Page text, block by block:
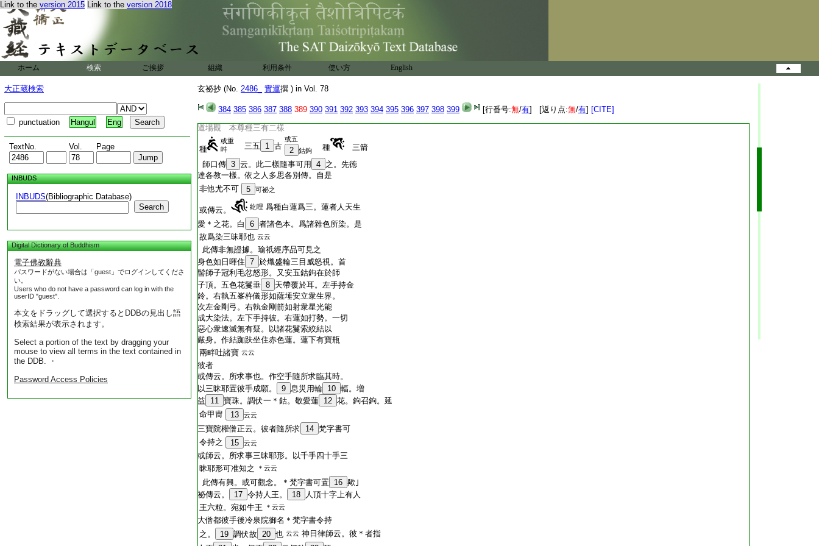
Link to the version 2015 Link to the version 2018
ホーム 検索 ご挨拶 組織 利用条件 使い方 English
大正蔵検索
punctuation Hangul Eng
TextNo. Vol. Page
INBUDS
INBUDS(Bibliographic Database)
Search
Digital Dictionary of Buddhism
電子佛教辭典
パスワードがない場合は「guest」でログインしてくださ
い。
Users who do not have a password can log in with the
userID "guest".
本文をドラッグして選択するとDDBの見出し語
検索結果が表示されます。
Select a portion of the text by dragging your
mouse to view all terms in the text contained in
the DDB. ・
Password Access Policies
玄祕抄 (No. 2486_ 實運撰 ) in Vol. 78
384 385 386 387 388 389 390 391 392 393 394 395 396 397 398 399 [行番号:無/有] [返り点:無/有] [CITE]
如法
普通
愛染王法
仍敬愛行之
或依小野大次第十七尊行之。或依金剛
道場觀 本尊種三有二樣
種
或重
吽
三五 1 古
或五
2 鈷鉤 種
三箭
師口傳 3 云。此二樣隨事可用 4 之。先徳
達各教一樣。依之人多思各別傳。自是
非他尤不可
5 可祕之
或傳云。 紇哩 爲種白蓮爲三。蓮者人天生
愛＊之花。白
6 者諸色本。爲諸雜色所染。是
故爲染三昧耶也 云云
此傳非無證據。瑜祇經序品可見之
身色如日暉住 7 於熾盛輪三目威怒視。首
髻師子冠利毛忿怒形。又安五鈷鉤在於師
子頂。五色花鬘垂 8 天帶覆於耳。左手持金
鈴。右執五峯杵儀形如薩埵安立衆生界。
次左金剛弓。右執金剛箭如射衆星光能
成大染法。左下手持彼。右蓮如打勢。一切
惡心衆速滅無有疑。以諸花鬘索絞結以
嚴身。作結跏趺坐住赤色蓮。蓮下有寶瓶
兩畔吐諸寶 云云
彼者
或傳云。所求事也。作空手隨所求臨其時。
以三昧耶置彼手成願。
9 息災用輪 10 輻。増
益
11 寶珠。調伏一＊鈷。敬愛蓮 12 花。鉤召鉤。延
命甲冑
13 云云
三寶院權僧正云。彼者隨所求 14 梵字書可
令持之
15 云云
或師云。所求事三昧耶形。以千手四十手三
昧耶形可准知之
＊云云
此傳有興。或可觀念。＊梵字書可置 16 歟｣
祕傳云。
17 令持人王。 18
人頂十字上有人
王六粒。宛如牛王
＊云云
大僧都彼手後冷泉院御名＊梵字書令持
之。
19 調伏故 20 也 云云 神日律師云。彼＊者指